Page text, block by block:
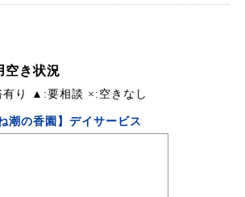
空き状況
り ▲:要相談 ×:空きなし
潮の香園】デイサービス